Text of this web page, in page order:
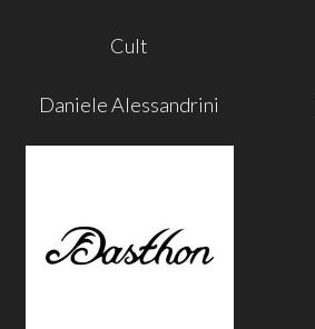
Cult
Daniele Alessandrini